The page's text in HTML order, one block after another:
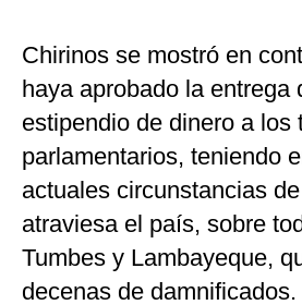
Chirinos se mostró en
haya aprobado la entrega
estipendio de dinero a los
parlamentarios, teniendo
actuales circunstancias
atraviesa el país, sobre
Tumbes y Lambayeque,
decenas de damnificados.